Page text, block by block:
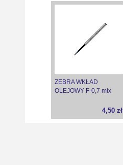
ZEBRA WKŁAD
OLEJOWY F-0,7 mix
4,50 zł